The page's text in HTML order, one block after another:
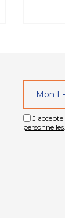
J'accepte
personnelles